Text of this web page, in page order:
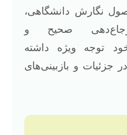
نگارش دانشگاهی،
ارجاع‌دهی صحیح و
توجه ویژه داشته
جزئیات و بازبینی‌های